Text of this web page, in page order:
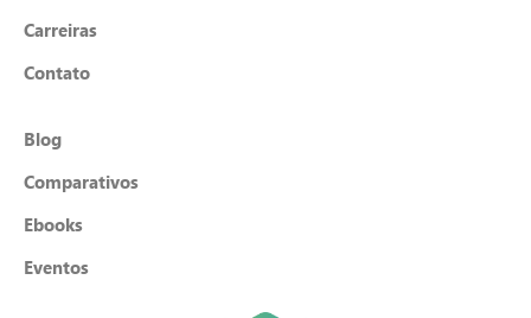
Carreiras
Contato
Blog
Comparativos
Ebooks
Eventos